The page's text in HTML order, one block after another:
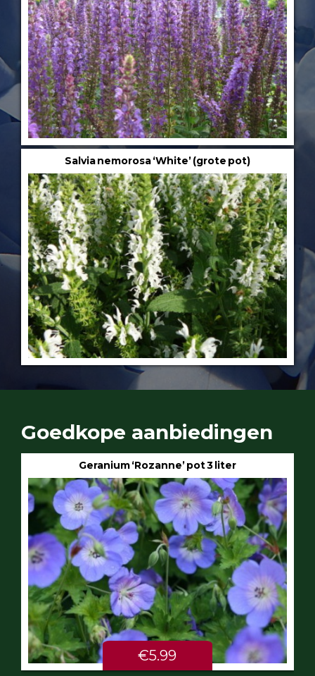
Salvia nemorosa ‘White’ (grote pot)
Goedkope aanbiedingen
Geranium ‘Rozanne’ pot 3 liter
€5.99